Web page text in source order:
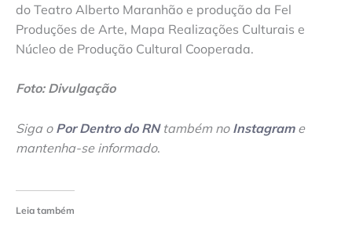
do Teatro Alberto Maranhão e produção da Fel
Produções de Arte, Mapa Realizações Culturais e
Núcleo de Produção Cultural Cooperada.
Foto: Divulgação
Siga o Por Dentro do RNtambém no Instagrame
mantenha-se informado.
Leia também